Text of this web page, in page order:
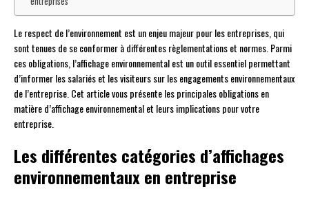
Le respect de l’environnement est un enjeu majeur pour les entreprises, qui
sont tenues de se conformer à différentes règlementations et normes. Parmi
ces obligations, l’affichage environnemental est un outil essentiel permettant
d’informer les salariés et les visiteurs sur les engagements environnementaux
de l’entreprise. Cet article vous présente les principales obligations en
matière d’affichage environnemental et leurs implications pour votre
entreprise.
Les différentes catégories d’affichages
environnementaux en entreprise